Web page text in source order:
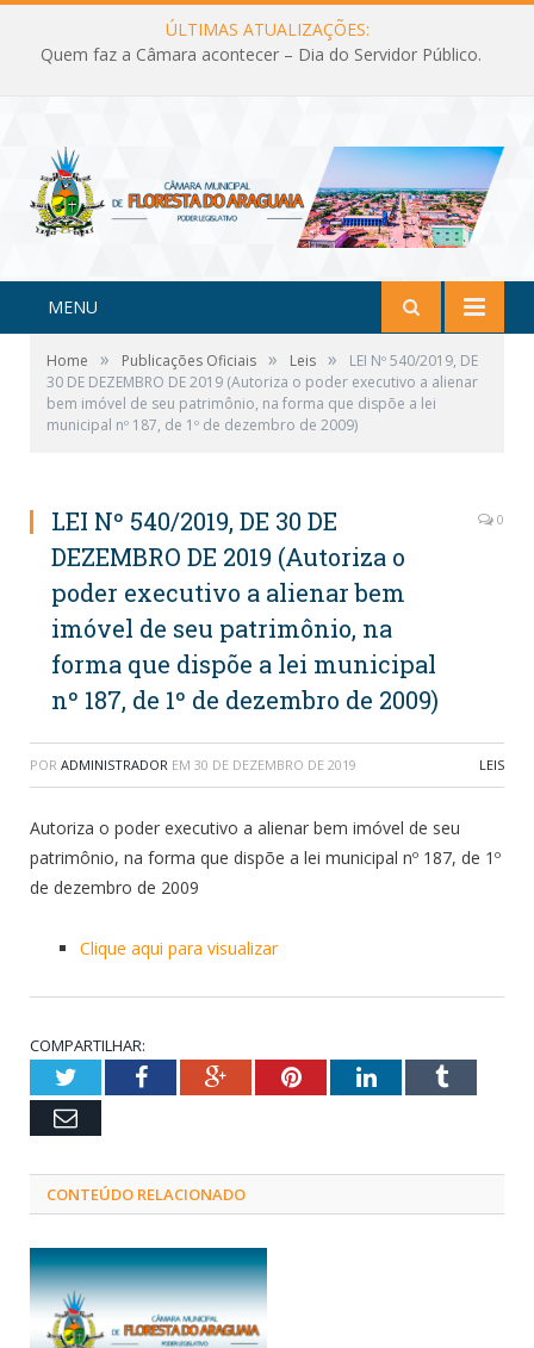
ÚLTIMAS ATUALIZAÇÕES:
Quem faz a Câmara acontecer – Dia do Servidor Público.
MENU
Home » Publicações Oficiais » Leis »
LEI Nº 540/2019, DE
30 DE DEZEMBRO DE 2019 (Autoriza o poder executivo a alienar
bem imóvel de seu patrimônio, na forma que dispõe a lei
municipal nº 187, de 1º de dezembro de 2009)
LEI Nº 540/2019, DE 30 DE
DEZEMBRO DE 2019 (Autoriza o
poder executivo a alienar bem
imóvel de seu patrimônio, na
forma que dispõe a lei municipal
nº 187, de 1º de dezembro de 2009)
0
POR ADMINISTRADOR EM 30 DE DEZEMBRO DE 2019 LEIS
Autoriza o poder executivo a alienar bem imóvel de seu
patrimônio, na forma que dispõe a lei municipal nº 187, de 1º
de dezembro de 2009
Clique aqui para visualizar
COMPARTILHAR:
TwitterFacebookGoogle+PinterestLinkedInTumblr
Email
CONTEÚDO RELACIONADO